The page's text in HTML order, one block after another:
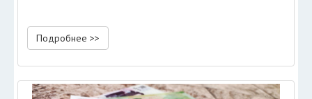
Подробнее >>